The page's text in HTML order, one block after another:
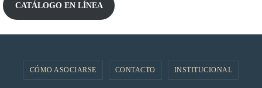
CATÁLOGO EN LÍNEA
CÓMO ASOCIARSE CONTACTO INSTITUCIONAL